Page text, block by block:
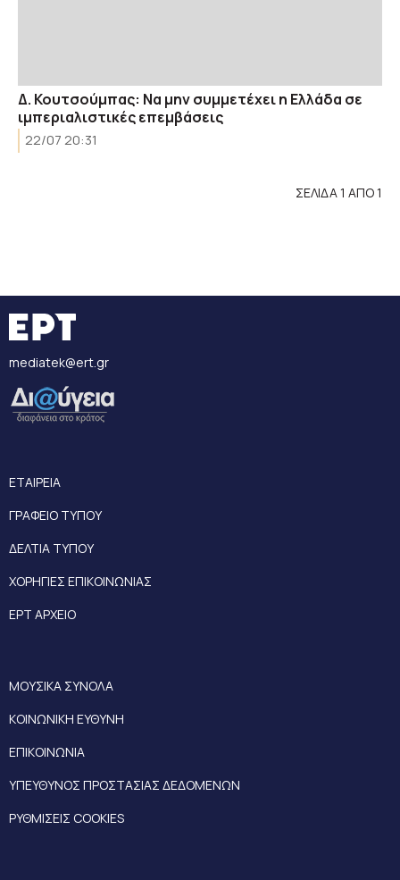
Δ. Κουτσούμπας: Nα μην συμμετέχει η Ελλάδα σε
ιμπεριαλιστικές επεμβάσεις
22/07 20:31
ΣΕΛΙΔΑ 1 ΑΠΟ 1
mediatek@ert.gr
ΕΤΑΙΡΕΙΑ
ΓΡΑΦΕΙΟ ΤΥΠΟΥ
ΔΕΛΤΙΑ ΤΥΠΟΥ
ΧΟΡΗΓΙΕΣ ΕΠΙΚΟΙΝΩΝΙΑΣ
ΕΡΤ ΑΡΧΕΙΟ
ΜΟΥΣΙΚΑ ΣΥΝΟΛΑ
ΚΟΙΝΩΝΙΚΗ ΕΥΘΥΝΗ
ΕΠΙΚΟΙΝΩΝΙΑ
ΥΠΕΥΘΥΝΟΣ ΠΡΟΣΤΑΣΙΑΣ ΔΕΔΟΜΕΝΩΝ
ΡΥΘΜΙΣΕΙΣ COOKIES